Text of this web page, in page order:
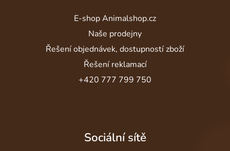
E-shop Animalshop.cz
Naše prodejny
Řešení objednávek, dostupností zboží
Řešení reklamací
+420 777 799 750
Sociální sítě